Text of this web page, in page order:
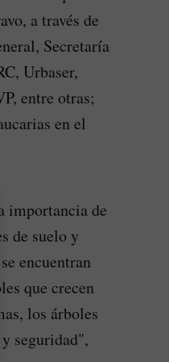
a través de
Secretaría
Urbaser,
entre otras;
en el
importancia de
de suelo y
encuentran
que crecen
los árboles
seguridad",